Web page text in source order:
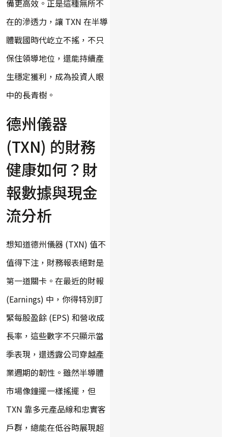
備更高效。正是這種無所不
在的滲透力，讓 TXN 在半導
體戰國時代屹立不搖，不只
保住領導地位，還能持續產
生穩定獲利，成為投資人眼
中的長青樹。
德州儀器
(TXN) 的財務
健康如何？財
報數據與現金
流分析
想知道德州儀器 (TXN) 值不
值得下注，財務報表絕對是
第一道關卡。在最近的財報
(Earnings) 中，你得特別盯
緊每股盈餘 (EPS) 和營收成
長率，這些數字不只顯示當
季表現，還透露公司穿越產
業週期的韌性。雖然半導體
市場像鐘擺一樣搖擺，但
TXN 靠多元產品線和忠實客
戶群，總能在低谷時展現超